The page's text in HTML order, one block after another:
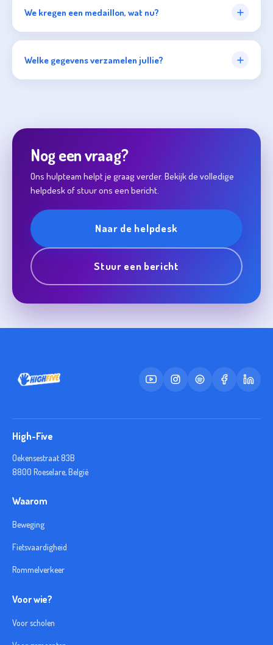
We kregen een medaillon, wat nu?
Welke gegevens verzamelen jullie?
Nog een vraag?
Ons hulpteam helpt je graag verder. Bekijk de volledige
helpdesk of stuur ons een bericht.
Naar de helpdesk
Stuur een bericht
High-Five
Oekensestraat 83B
8800 Roeselare, België
Waarom
Beweging
Fietsvaardigheid
Rommelverkeer
Voor wie?
Voor scholen